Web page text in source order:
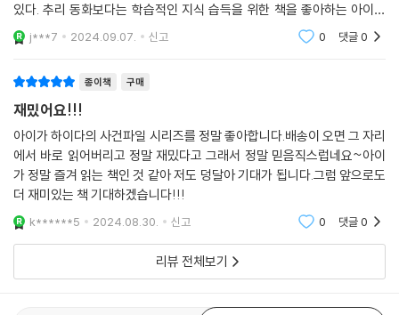
“내가 본 어떤 추리 동화보다 재미있다.”_5학년 김*희
어 사건을 파헤쳐 나가는 어린이 수사 대원이 되고 싶어요. 억울한 사고를
기대돼요.”_5학년 김*우
“내가 어린이 수사 대원이 되어 책 속에서 같이 호흡하고 움직이는 것 같
다.”_4학년 김*은
“추리 동화가 이렇게 재미있는 줄 처음 알았어요!”_4학년 이*서
“나도 프로파일러한테 스카우트를 당하고 싶다.”_5학년 김*
있다. 추리 동화보다는 학습적인 지식 습득을 위한 책을 좋아하는 아이도
기다리고 함께 읽는 시리즈로 자리 잡았다. 이웃집 프로파일러 하이다의
사건 파일 8. 시우
j***7 2024.09.07. 신고 0 댓글0
종이책 구매
재밌어요!!!
아이가 하이다의 사건파일 시리즈를 정말 좋아합니다.배송이 오면 그 자리
에서 바로 읽어버리고 정말 재밌다고 그래서 정말 믿음직스럽네요~아이
가 정말 즐겨 읽는 책인 것 같아 저도 덩달아 기대가 됩니다.그럼 앞으로도
더 재미있는 책 기대하겠습니다!!!
k******5 2024.08.30. 신고 0 댓글0
리뷰 전체보기